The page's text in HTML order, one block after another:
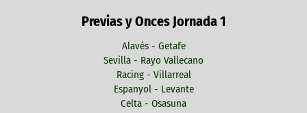
Previas y Onces Jornada 1
Alavés - Getafe
Sevilla - Rayo Vallecano
Racing - Villarreal
Espanyol - Levante
Celta - Osasuna